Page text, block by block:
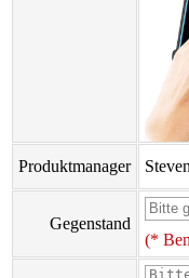
Produktmanager
Gegenstand
(*